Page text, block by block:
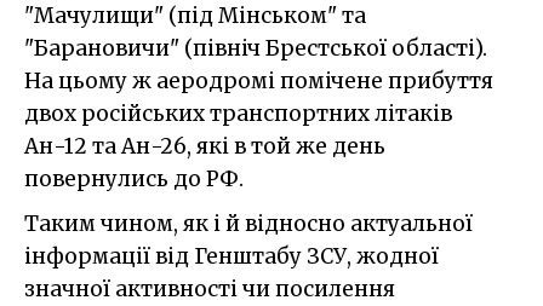
"Мачулищи" (під Мінськом" та
"Барановичи" (північ Брестської області).
На цьому ж аеродромі помічене прибуття
двох російських транспортних літаків
Ан-12 та Ан-26, які в той же день
повернулись до РФ.
Таким чином, як і й відносно актуальної
інформації від Генштабу ЗСУ, жодної
значної активності чи посилення